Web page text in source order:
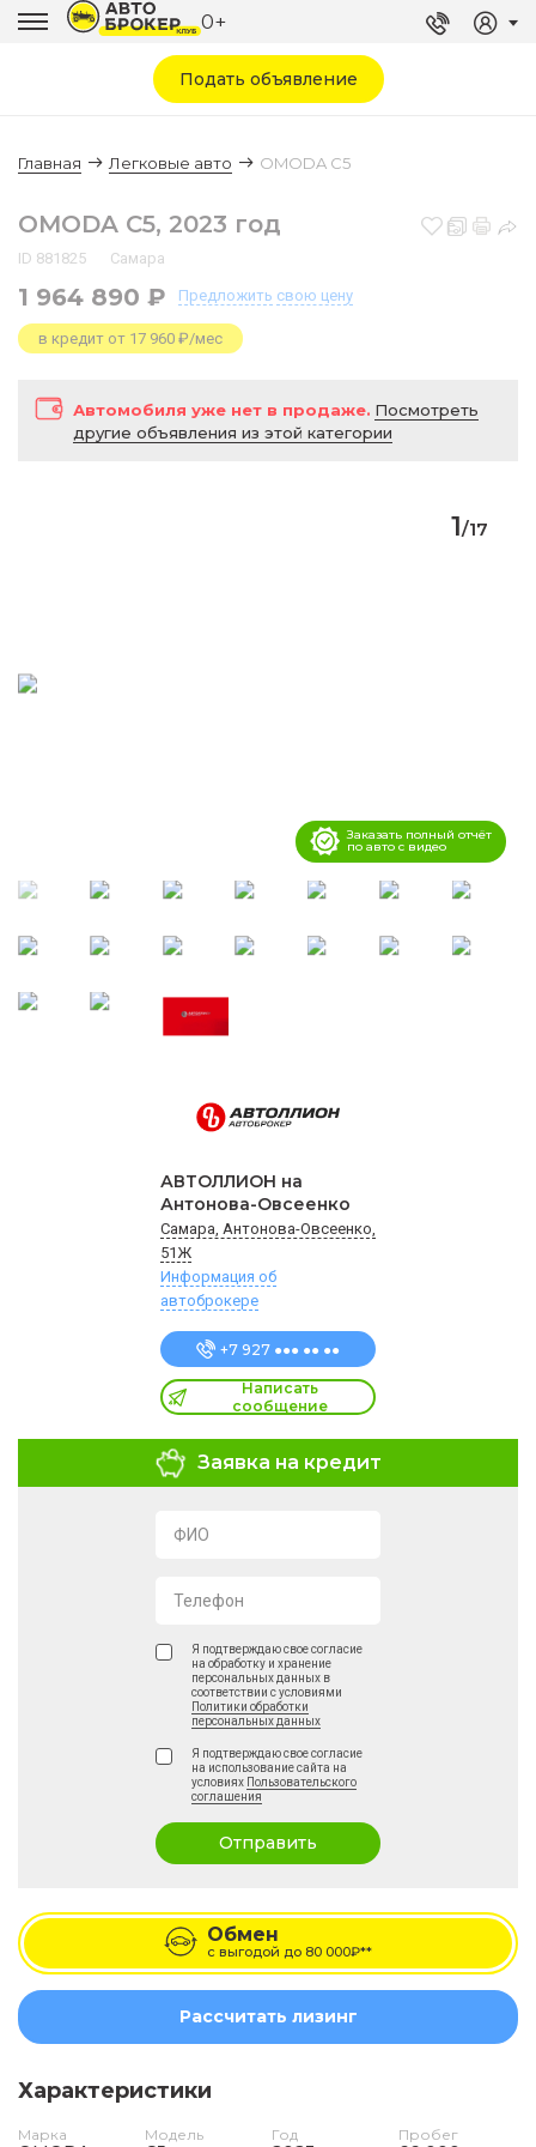
0+
Подать объявление
Главная Легковые авто OMODA C5
OMODA C5, 2023 год
ID 881825 Самара
1 964 890 ₽ Предложить свою цену
в кредит от 17 960 ₽/мес
Автомобиля уже нет в продаже. Посмотреть
другие объявления из этой категории
Заказать полный отчёт
по авто с видео
1/17
АВТОЛЛИОН на
Антонова-Овсеенко
Самара, Антонова-Овсеенко,
51Ж
Информация об
автоброкере
+7 927 ●●● ●● ●●
Написать
сообщение
Заявка на кредит
ФИО
Телефон
Я подтверждаю свое согласие
на обработку и хранение
персональных данных в
соответствии с условиями
Политики обработки
персональных данных
Я подтверждаю свое согласие
на использование сайта на
условиях Пользовательского
соглашения
Отправить
Обмен
с выгодой до 80 000₽**
Рассчитать лизинг
Характеристики
Марка Модель Год Пробег